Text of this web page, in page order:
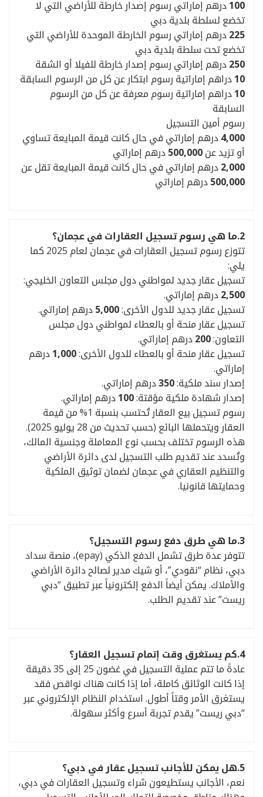
100درهم إماراتي رسوم إصدار خارطة للأراضي التي لا
تخضع لسلطة بلدية دبي
225درهم إماراتي رسوم الخارطة الموحدة للأراضي التي
تخضع تحت سلطة بلدية دبي
250درهم إماراتي رسوم إصدار خارطة للفيلا أو الشقة
10دراهم إماراتية رسوم ابتكار عن كل من الرسوم السابقة
10دراهم إماراتية رسوم معرفة عن كل من الرسوم
السابقة
رسوم أمين التسجيل
4,000درهم إماراتي في حال كانت قيمة المبايعة تساوي
أو تزيد عن500,000درهم إماراتي
2,000درهم إماراتي في حال كانت قيمة المبايعة تقل عن
500,000درهم إماراتي
2.ما هي رسوم تسجيل العقارات في عجمان؟
تتوزع رسوم تسجيل العقارات في عجمان لعام 2025 كما
يلي:
تسجيل عقار جديد لمواطني دول مجلس التعاون الخليجي:
2,500درهم إماراتي.
تسجيل عقار جديد للدول الأخرى:5,000درهم إماراتي.
تسجيل عقار منحة أو بالعطاء لمواطني دول مجلس
التعاون:200درهم إماراتي.
تسجيل عقار منحة أو بالعطاء للدول الأخرى:1,000درهم
إماراتي.
إصدار سند ملكية:350درهم إماراتي.
إصدار شهادة ملكية مؤقتة:100درهم إماراتي.
رسوم تسجيل بيع العقار تُحتسب بنسبة 1% من قيمة
العقار ويتحملها البائع (حسب تحديث من 28 يوليو 2025).
هذه الرسوم تختلف بحسب نوع المعاملة وجنسية المالك،
وتُسدد عند تقديم طلب التسجيل لدى دائرة الأراضي
والتنظيم العقاري في عجمان لضمان توثيق الملكية
وحمايتها قانونيا.
3.ما هي طرق دفع رسوم التسجيل؟
تتوفر عدة طرق تشمل الدفع الذكي (epay)، منصة سداد
دبي، نظام “نقودي”، أو شيك مدير لصالح دائرة الأراضي
والأملاك. يمكن أيضاً الدفع إلكترونياً عبر تطبيق “دبي
ريست” عند تقديم الطلب.
4.كم يستغرق وقت إتمام تسجيل العقار؟
عادةً ما تتم عملية التسجيل في غضون 25 إلى 35 دقيقة
إذا كانت الوثائق كاملة، أما إذا كانت هناك نواقص فقد
يستغرق الأمر وقتاً أطول. استخدام النظام الإلكتروني عبر
“دبي ريست” يقدم تجربة أسرع وأكثر سهولة.
5.هل يمكن للأجانب تسجيل عقار في دبي؟
نعم، الأجانب يستطيعون شراء وتسجيل العقارات في دبي،